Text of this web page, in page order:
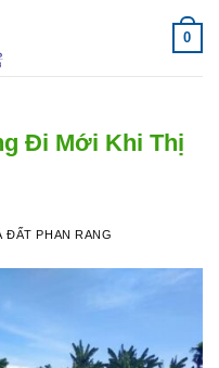
0
Đi Mới Khi Thị
ĐẤT PHAN RANG